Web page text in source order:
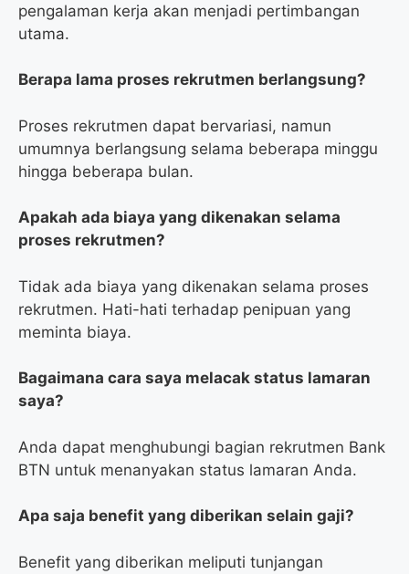
pengalaman kerja akan menjadi pertimbangan
utama.
Berapa lama proses rekrutmen berlangsung?
Proses rekrutmen dapat bervariasi, namun
umumnya berlangsung selama beberapa minggu
hingga beberapa bulan.
Apakah ada biaya yang dikenakan selama
proses rekrutmen?
Tidak ada biaya yang dikenakan selama proses
rekrutmen. Hati-hati terhadap penipuan yang
meminta biaya.
Bagaimana cara saya melacak status lamaran
saya?
Anda dapat menghubungi bagian rekrutmen Bank
BTN untuk menanyakan status lamaran Anda.
Apa saja benefit yang diberikan selain gaji?
Benefit yang diberikan meliputi tunjangan